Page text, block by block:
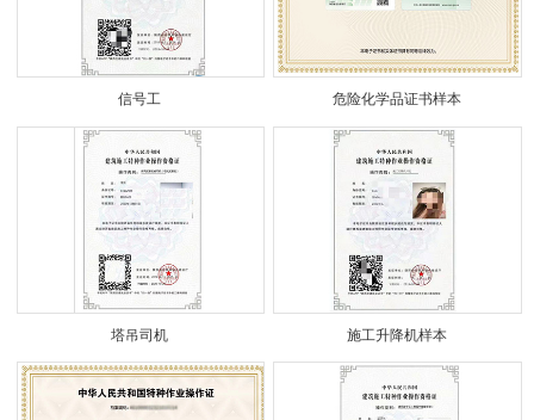
信号工 危险化学品证书样本
塔吊司机 施工升降机样本